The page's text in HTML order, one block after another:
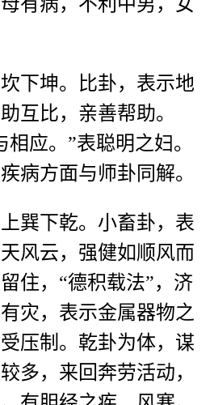
下坤。比卦，表示地
互比，亲善帮助。
应。”表聪明之妇。
病方面与师卦同解。
巽下乾。小畜卦，表
风云，强健如顺风而
住，“德积载法”，济
灾，表示金属器物之
压制。乾卦为体，谋
多，来回奔劳活动，